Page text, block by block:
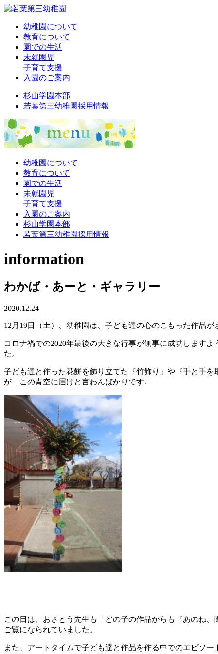
幼稚園について
教育について
園での生活
未就園児
子育て支援
入園のご案内
杉山学園本部
若葉第三幼稚園採用情報
幼稚園について
教育について
園での生活
未就園児
子育て支援
入園のご案内
杉山学園本部
若葉第三幼稚園採用情報
information
わかば・あーと・ギャラリー
2020.12.24
12月19日（土）、幼稚園は、子ども達の心のこもった作品
コロナ禍での2020年最後の大きな行事が無事に成功します
た。
子ども達と作った花餅を飾り立てた『竹飾り』や『手と手
が この青空に届けと言わんばかりです。
この日は、おさとう先生も「どの子の作品からも『あのね
ご覧になられていました。
また、アートタイムで子ども達と作品を作る中でのエピソー